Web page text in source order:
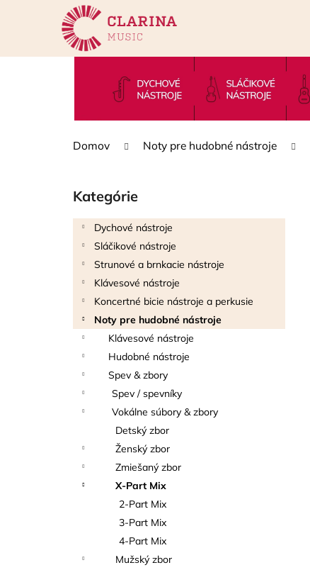
Domov Noty pre hudobné nástroje
Preskočiť
kategórie
Kategórie
Dychové nástroje
Sláčikové nástroje
Strunové a brnkacie nástroje
Klávesové nástroje
Koncertné bicie nástroje a perkusie
Noty pre hudobné nástroje
Klávesové nástroje
Hudobné nástroje
Spev & zbory
Spev / spevníky
Vokálne súbory & zbory
Detský zbor
Ženský zbor
Zmiešaný zbor
X-Part Mix
2-Part Mix
3-Part Mix
4-Part Mix
Mužský zbor
í
Späť
do
Späť
do
THOMANN FLOW-BALL
3 €